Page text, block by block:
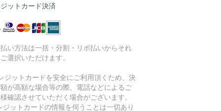
ットカード決済
い方法は一括・分割・リボ払いからそれ
選択いただけます。
ジットカードを安全にご利用頂くため、決
が高額な場合等の際、電話などによるご
確認させていただく場合がございます。
ジットカードの情報を伺うことは一切あり